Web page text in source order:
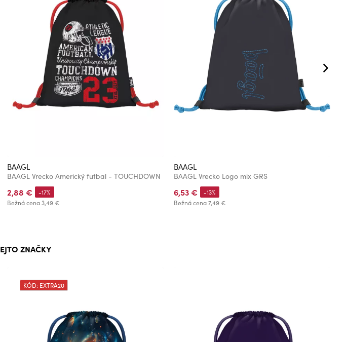
BAAGL
BAAGL Vrecko Americký futbal - TOUCHDOWN
2,88 €
Bežná cena3,49 €
-17%
BAAGL
BAAGL Vrecko Logo mix GRS
6,53 €
Bežná cena7,49 €
-13%
ZNAČKY
KÓD: EXTRA20